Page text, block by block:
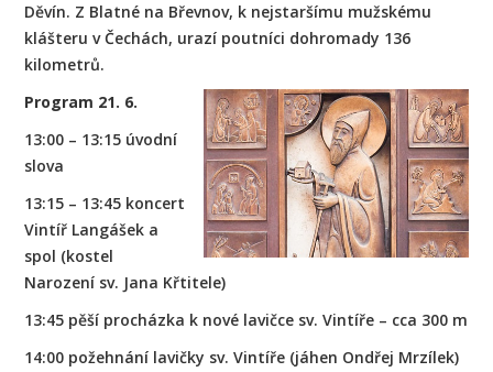
Děvín. Z Blatné na Břevnov, k nejstaršímu mužskému
klášteru v Čechách, urazí poutníci dohromady 136
kilometrů.
Program 21. 6.
13:00 – 13:15 úvodní
slova
13:15 – 13:45 koncert
Vintíř Langášek a
spol (kostel
Narození sv. Jana Křtitele)
13:45 pěší procházka k nové lavičce sv. Vintíře – cca 300 m
14:00 požehnání lavičky sv. Vintíře (jáhen Ondřej Mrzílek)